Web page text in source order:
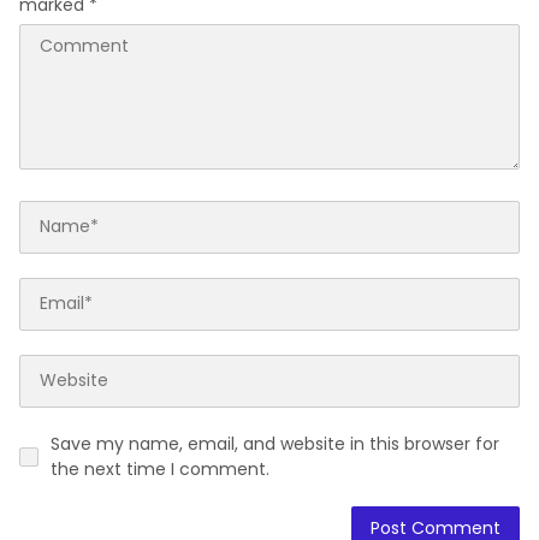
Save my name, email, and website in this browser for
the next time I comment.